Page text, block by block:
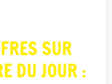
SUR
DU JOUR :